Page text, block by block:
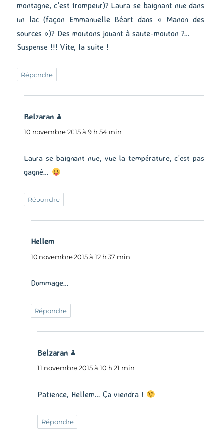
montagne, c’est trompeur)? Laura se baignant nue dans
un lac (façon Emmanuelle Béart dans « Manon des
sources »)? Des moutons jouant à saute-mouton ?…
Suspense !!! Vite, la suite !
Répondre
Belzaran
10 novembre 2015 à 9 h 54 min
Laura se baignant nue, vue la température, c’est pas
gagné…
Répondre
Hellem
10 novembre 2015 à 12 h 37 min
Dommage…
Répondre
Belzaran
11 novembre 2015 à 10 h 21 min
Patience, Hellem… Ça viendra !
Répondre